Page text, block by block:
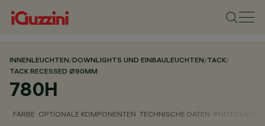
INNENLEUCHTEN/DOWNLIGHTS UND EINBAULEUCHTEN/TACK/
TACK RECESSED Ø90MM
780H
FARBE OPTIONALE KOMPONENTEN TECHNISCHE DATEN